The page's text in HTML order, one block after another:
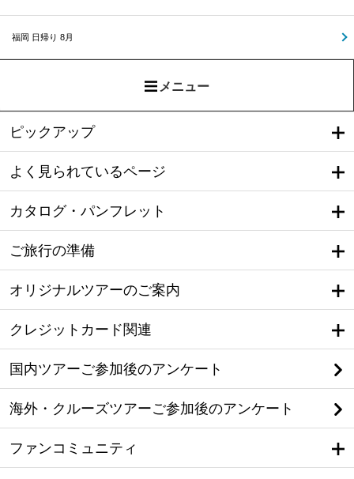
福岡 日帰り 8月
メニュー
ピックアップ
よく見られているページ
カタログ・パンフレット
ご旅行の準備
オリジナルツアーのご案内
クレジットカード関連
国内ツアーご参加後のアンケート
海外・クルーズツアーご参加後のアンケート
ファンコミュニティ